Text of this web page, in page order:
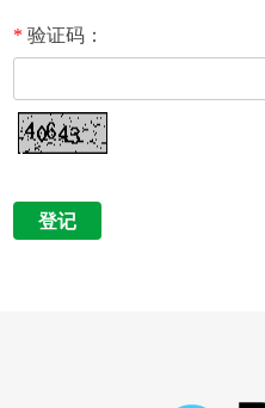
* 验证码：
登记